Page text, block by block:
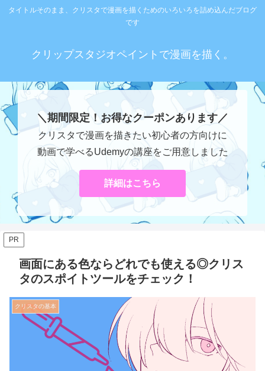
タイトルそのまま、クリスタで漫画を描くためのいろいろを詰め込んだブログ
です
クリップスタジオペイントで漫画を描く。
＼期間限定！お得なクーポンあります／
クリスタで漫画を描きたい初心者の方向けに
動画で学べるUdemyの講座をご用意しました
詳細はこちら
PR
画面にある色ならどれでも使える◎クリス
タのスポイトツールをチェック！
クリスタの基本